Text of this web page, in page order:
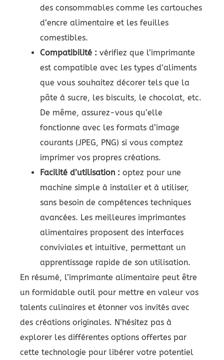
des consommables comme les cartouches
d’encre alimentaire et les feuilles
comestibles.
Compatibilité : vérifiez que l’imprimante
est compatible avec les types d’aliments
que vous souhaitez décorer tels que la
pâte à sucre, les biscuits, le chocolat, etc.
De même, assurez-vous qu’elle
fonctionne avec les formats d’image
courants (JPEG, PNG) si vous comptez
imprimer vos propres créations.
Facilité d’utilisation : optez pour une
machine simple à installer et à utiliser,
sans besoin de compétences techniques
avancées. Les meilleures imprimantes
alimentaires proposent des interfaces
conviviales et intuitive, permettant un
apprentissage rapide de son utilisation.
En résumé, l’imprimante alimentaire peut être
un formidable outil pour mettre en valeur vos
talents culinaires et étonner vos invités avec
des créations originales. N’hésitez pas à
explorer les différentes options offertes par
cette technologie pour libérer votre potentiel